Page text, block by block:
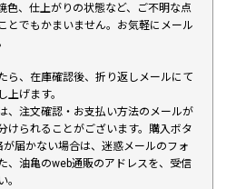
、仕上がりの状態など、ご不明な点
とでもかまいません。お気軽にメール
ら、在庫確認後、折り返しメールにて
上げます。
、注文確認・お支払い方法のメールが
けられることがございます。購入ボタ
届かない場合は、迷惑メールのフォ
、油亀のweb通販のアドレスを、受信
。